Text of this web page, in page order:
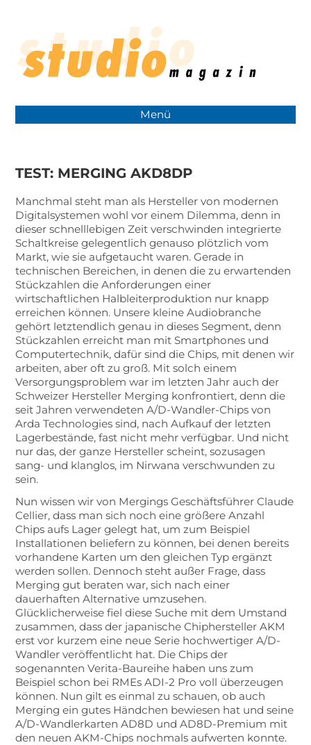
Menü
TEST: MERGING AKD8DP
Manchmal steht man als Hersteller von modernen
Digitalsystemen wohl vor einem Dilemma, denn in
dieser schnelllebigen Zeit verschwinden integrierte
Schaltkreise gelegentlich genauso plötzlich vom
Markt, wie sie aufgetaucht waren. Gerade in
technischen Bereichen, in denen die zu erwartenden
Stückzahlen die Anforderungen einer
wirtschaftlichen Halbleiterproduktion nur knapp
erreichen können. Unsere kleine Audiobranche
gehört letztendlich genau in dieses Segment, denn
Stückzahlen erreicht man mit Smartphones und
Computertechnik, dafür sind die Chips, mit denen wir
arbeiten, aber oft zu groß. Mit solch einem
Versorgungsproblem war im letzten Jahr auch der
Schweizer Hersteller Merging konfrontiert, denn die
seit Jahren verwendeten A/D-Wandler-Chips von
Arda Technologies sind, nach Aufkauf der letzten
Lagerbestände, fast nicht mehr verfügbar. Und nicht
nur das, der ganze Hersteller scheint, sozusagen
sang- und klanglos, im Nirwana verschwunden zu
sein.
Nun wissen wir von Mergings Geschäftsführer Claude
Cellier, dass man sich noch eine größere Anzahl
Chips aufs Lager gelegt hat, um zum Beispiel
Installationen beliefern zu können, bei denen bereits
vorhandene Karten um den gleichen Typ ergänzt
werden sollen. Dennoch steht außer Frage, dass
Merging gut beraten war, sich nach einer
dauerhaften Alternative umzusehen.
Glücklicherweise fiel diese Suche mit dem Umstand
zusammen, dass der japanische Chiphersteller AKM
erst vor kurzem eine neue Serie hochwertiger A/D-
Wandler veröffentlicht hat. Die Chips der
sogenannten Verita-Baureihe haben uns zum
Beispiel schon bei RMEs ADI-2 Pro voll überzeugen
können. Nun gilt es einmal zu schauen, ob auch
Merging ein gutes Händchen bewiesen hat und seine
A/D-Wandlerkarten AD8D und AD8D-Premium mit
den neuen AKM-Chips nochmals aufwerten konnte.